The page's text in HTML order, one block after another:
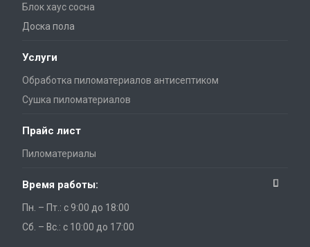
Блок хаус сосна
Доска пола
Услуги
Обработка пиломатериалов антисептиком
Сушка пиломатериалов
Прайс лист
Пиломатериалы
Время работы:
Пн. – Пт.: с 9:00 до 18:00
Сб. – Вс.: с 10:00 до 17:00